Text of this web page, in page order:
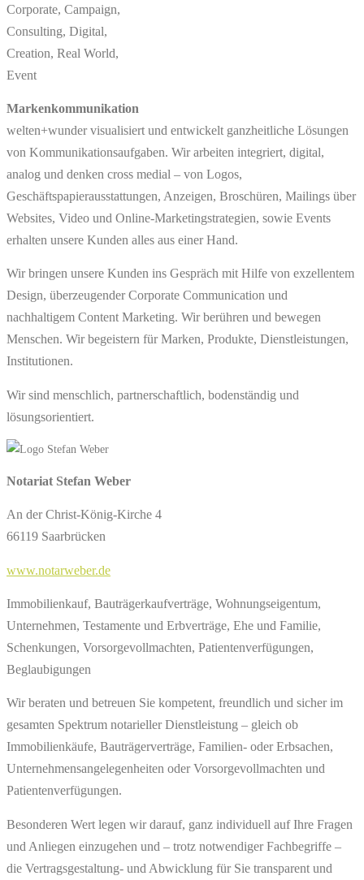
Corporate, Campaign,
Consulting, Digital,
Creation, Real World,
Event
Markenkommunikation
welten+wunder visualisiert und entwickelt ganzheitliche Lösungen
von Kommunikationsaufgaben. Wir arbeiten integriert, digital,
analog und denken cross medial – von Logos,
Geschäftspapierausstattungen, Anzeigen, Broschüren, Mailings über
Websites, Video und Online-Marketingstrategien, sowie Events
erhalten unsere Kunden alles aus einer Hand.
Wir bringen unsere Kunden ins Gespräch mit Hilfe von exzellentem
Design, überzeugender Corporate Communication und
nachhaltigem Content Marketing. Wir berühren und bewegen
Menschen. Wir begeistern für Marken, Produkte, Dienstleistungen,
Institutionen.
Wir sind menschlich, partnerschaftlich, bodenständig und
lösungsorientiert.
Notariat Stefan Weber
An der Christ-König-Kirche 4
66119 Saarbrücken
www.notarweber.de
Immobilienkauf, Bauträgerkaufverträge, Wohnungseigentum,
Unternehmen, Testamente und Erbverträge, Ehe und Familie,
Schenkungen, Vorsorgevollmachten, Patientenverfügungen,
Beglaubigungen
Wir beraten und betreuen Sie kompetent, freundlich und sicher im
gesamten Spektrum notarieller Dienstleistung – gleich ob
Immobilienkäufe, Bauträgerverträge, Familien- oder Erbsachen,
Unternehmensangelegenheiten oder Vorsorgevollmachten und
Patientenverfügungen.
Besonderen Wert legen wir darauf, ganz individuell auf Ihre Fragen
und Anliegen einzugehen und – trotz notwendiger Fachbegriffe –
die Vertragsgestaltung- und Abwicklung für Sie transparent und